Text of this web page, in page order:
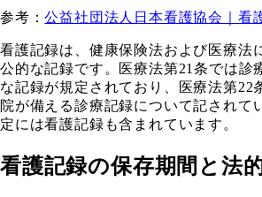
参考：公益社団法人日本看護協会｜看
看護記録は、健康保険法および医療法
公的な記録です。医療法第21条では診
な記録が規定されており、医療法第22
院が備える診療記録について記されて
定には看護記録も含まれています。
看護記録の保存期間と法